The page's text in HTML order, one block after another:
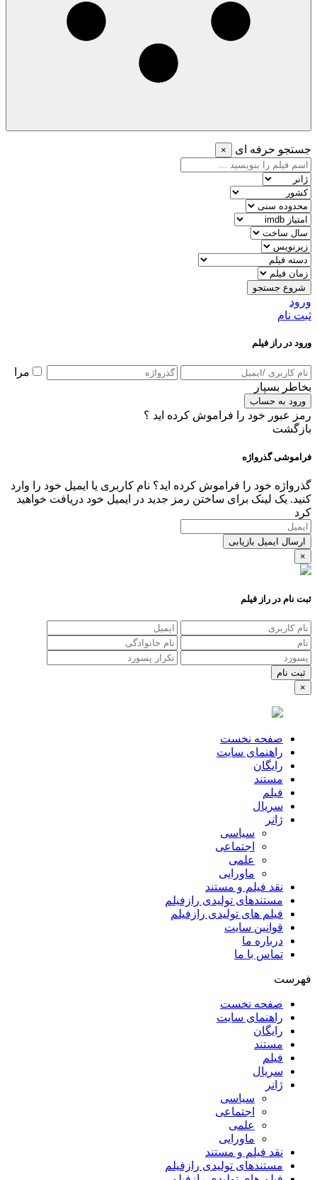
جستجو حرفه ای ×
شروع جستجو
ورود
ثبت نام
ورود در راز فیلم
مرا
بخاطر بسپار
ورود به حساب
رمز عبور خود را فراموش کرده اید ؟
بازگشت
فراموشی گذرواژه
گذرواژه خود را فراموش کرده اید؟ نام کاربری یا ایمیل خود را وارد
کنید. یک لینک برای ساختن رمز جدید در ایمیل خود دریافت خواهید
کرد
ارسال ایمیل بازیابی
×
ثبت نام در راز فیلم
×
صفحه نخست
راهنمای سایت
رایگان
مستند
فیلم
سریال
ژانر
سیاسی
اجتماعی
علمی
ماورایی
نقد فیلم و مستند
مستندهای تولیدی رازفیلم
فیلم های تولیدی رازفیلم
قوانین سایت
درباره ما
تماس با ما
فهرست
صفحه نخست
راهنمای سایت
رایگان
مستند
فیلم
سریال
ژانر
سیاسی
اجتماعی
علمی
ماورایی
نقد فیلم و مستند
مستندهای تولیدی رازفیلم